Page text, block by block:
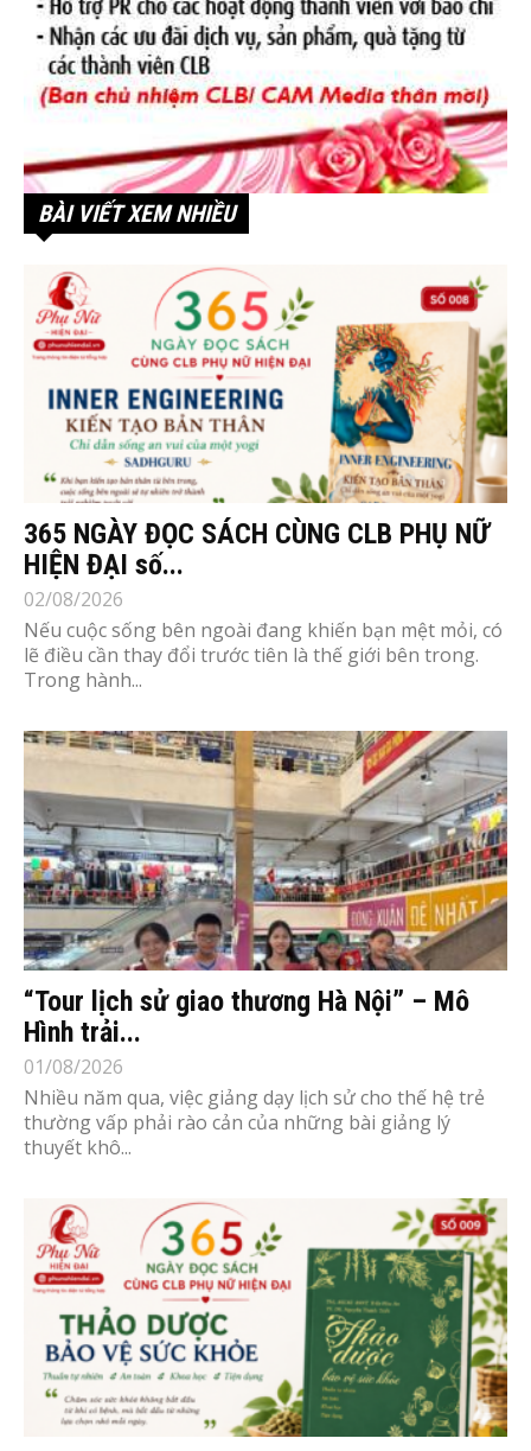
BÀI VIẾT XEM NHIỀU
365 NGÀY ĐỌC SÁCH CÙNG CLB PHỤ NỮ
HIỆN ĐẠI số...
02/08/2026
Nếu cuộc sống bên ngoài đang khiến bạn mệt mỏi, có
lẽ điều cần thay đổi trước tiên là thế giới bên trong.
Trong hành...
“Tour lịch sử giao thương Hà Nội” – Mô
Hình trải...
01/08/2026
Nhiều năm qua, việc giảng dạy lịch sử cho thế hệ trẻ
thường vấp phải rào cản của những bài giảng lý
thuyết khô...